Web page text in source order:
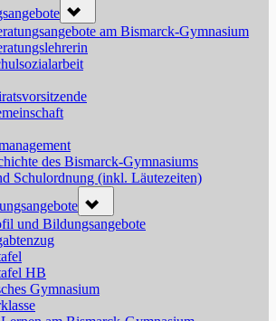
sub-
menu am Bismarck-Gymnasium
des Bismarck-Gymnasiums
Schulordnung (inkl. Läutezeiten)
sub-
menu
und Bildungsangebote
HB
Gymnasium